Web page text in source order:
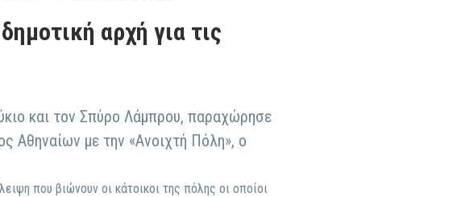
αρχή για τις
και τον Σπύρο Λάμπρου, παραχώρησε
Αθηναίων με την «Ανοιχτή Πόλη», ο
που βιώνουν οι κάτοικοι της πόλης οι οποίοι